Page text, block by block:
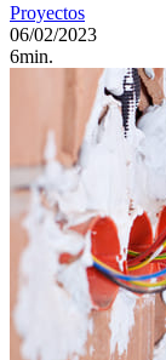
Proyectos
06/02/2023
6min.